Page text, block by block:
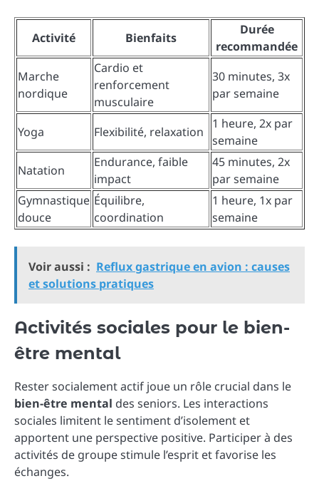
Activité Bienfaits
Durée
recommandée
Marche
nordique
Cardio et
renforcement
musculaire
30 minutes, 3x
par semaine
Yoga Flexibilité, relaxation
1 heure, 2x par
semaine
Natation
Endurance, faible
impact
45 minutes, 2x
par semaine
Gymnastique
douce
Équilibre,
coordination
1 heure, 1x par
semaine
Voir aussi : Reflux gastrique en avion : causes
et solutions pratiques
Activités sociales pour le bien-
être mental
Rester socialement actif joue un rôle crucial dans le
bien-être mental des seniors. Les interactions
sociales limitent le sentiment d’isolement et
apportent une perspective positive. Participer à des
activités de groupe stimule l’esprit et favorise les
échanges.